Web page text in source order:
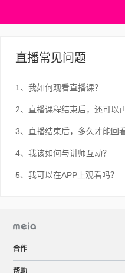
直播常见问题
1、我如何观看直播课？
2、直播课程结束后，还可以
3、直播结束后，多久才能回
4、我该如何与讲师互动？
5、我可以在APP上观看吗？
合作
帮助